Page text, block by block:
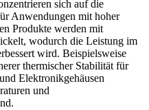
sich auf die
Anwendungen mit hoher
Produkte werden mit
wodurch die Leistung im
wird. Beispielsweise
thermischer Stabilität für
Elektronikgehäusen
und